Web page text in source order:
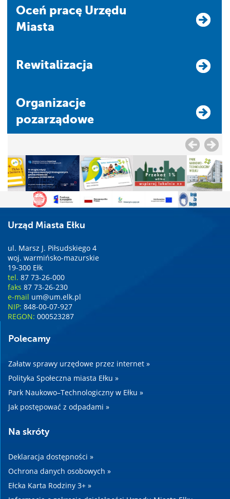
Oceń pracę Urzędu
Miasta
Rewitalizacja
Organizacje
pozarządowe
Urząd Miasta Ełku
ul. Marsz J. Piłsudskiego 4
woj. warmińsko-mazurskie
19-300 Ełk
tel. 87 73-26-000
faks 87 73-26-230
e-mail um@um.elk.pl
NIP: 848-00-07-927
REGON: 000523287
Polecamy
Załatw sprawy urzędowe przez internet »
Polityka Społeczna miasta Ełku »
Park Naukowo–Technologiczny w Ełku »
Jak postępować z odpadami »
Na skróty
Deklaracja dostępności »
Ochrona danych osobowych »
Ełcka Karta Rodziny 3+ »